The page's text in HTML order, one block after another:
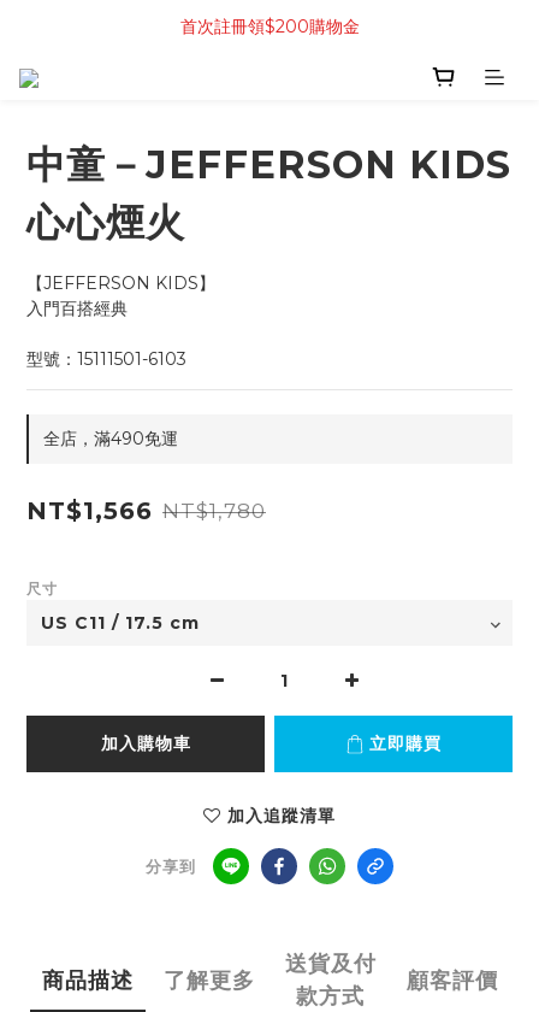
首次註冊領$200購物金
中童－JEFFERSON KIDS
心心煙火
【JEFFERSON KIDS】
入門百搭經典
型號：15111501-6103
全店，滿490免運
NT$1,566 NT$1,780
尺寸
加入購物車 立即購買
加入追蹤清單
分享到
商品描述 了解更多
送貨及付
款方式
顧客評價